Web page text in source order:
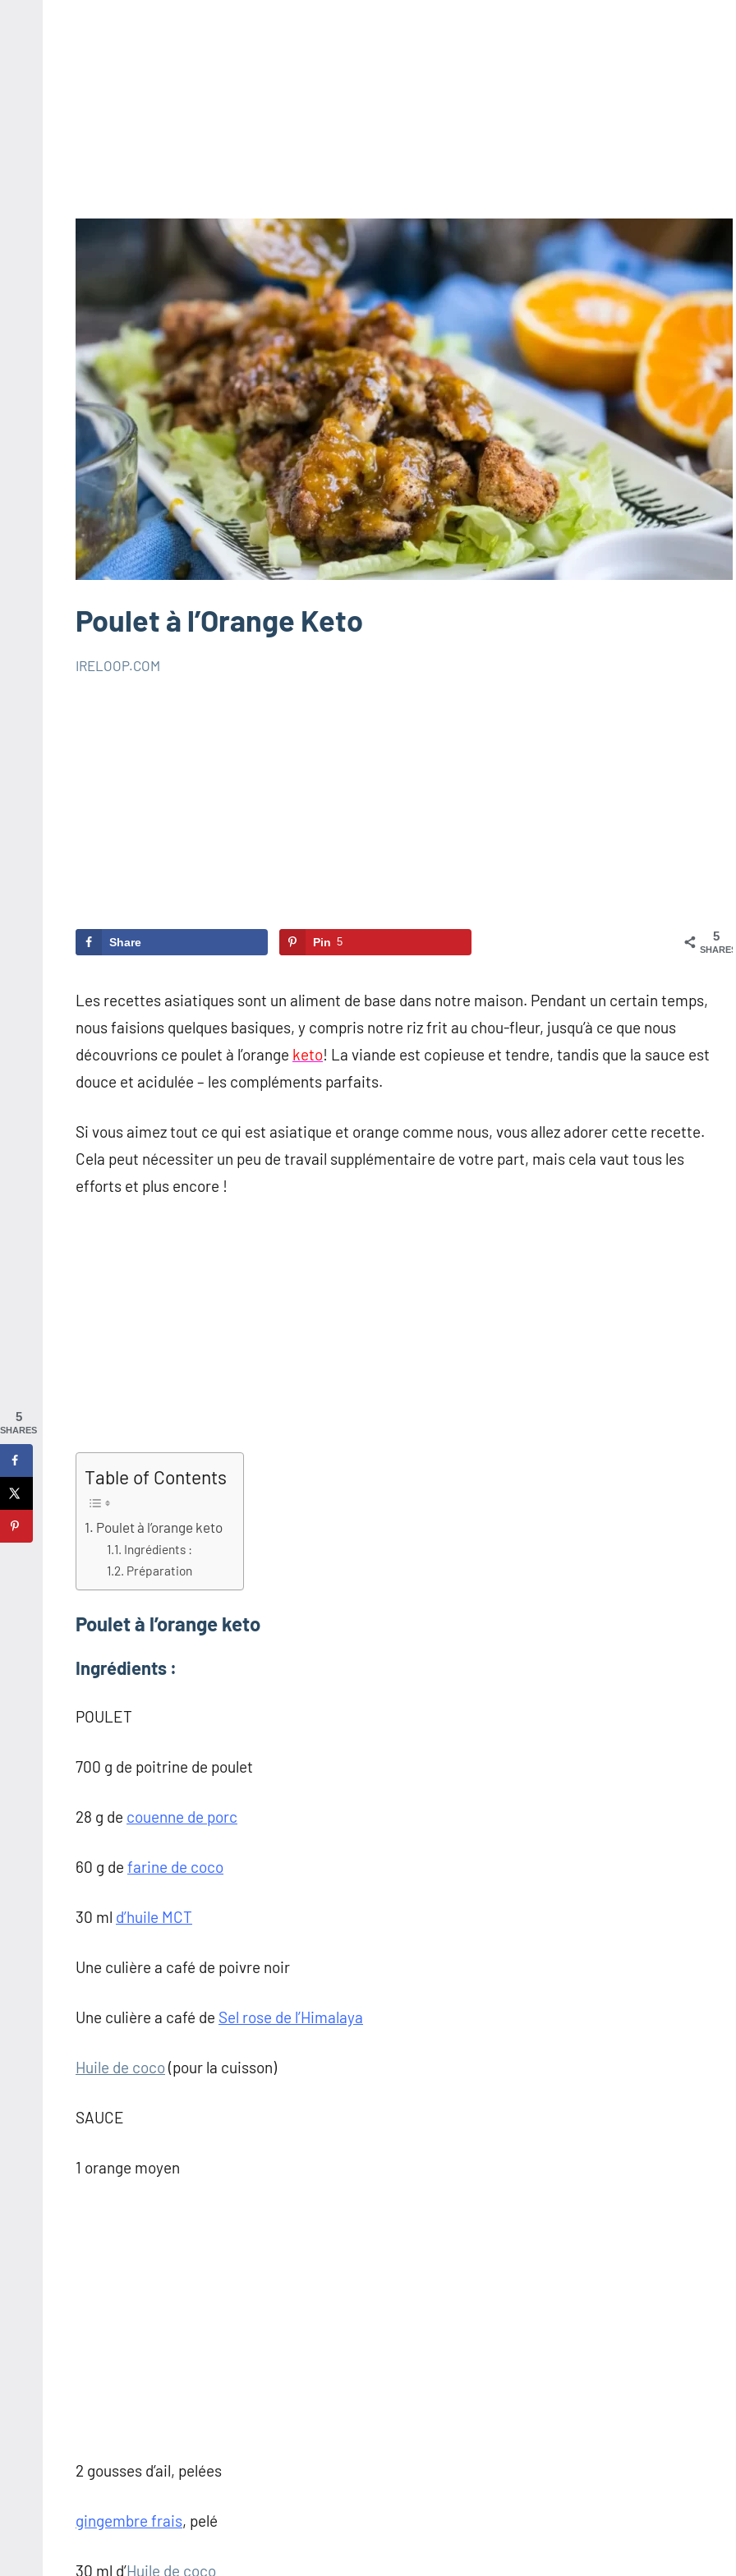
Poulet à l’Orange Keto
IRELOOP.COM
5
SHARES
Share Pin 5
Les recettes asiatiques sont un aliment de base dans notre maison. Pendant un certain temps,
nous faisions quelques basiques, y compris notre riz frit au chou-fleur, jusqu’à ce que nous
découvrions ce poulet à l’orange keto! La viande est copieuse et tendre, tandis que la sauce est
douce et acidulée – les compléments parfaits.
Si vous aimez tout ce qui est asiatique et orange comme nous, vous allez adorer cette recette.
Cela peut nécessiter un peu de travail supplémentaire de votre part, mais cela vaut tous les
efforts et plus encore !
Table of Contents
Poulet à l’orange keto
Ingrédients :
Préparation
Poulet à l’orange keto
Ingrédients :
POULET
700 g de poitrine de poulet
28 g de couenne de porc
60 g de farine de coco
30 ml d’huile MCT
Une culière a café de poivre noir
Une culière a café de Sel rose de l’Himalaya
Huile de coco (pour la cuisson)
SAUCE
1 orange moyen
2 gousses d’ail, pelées
gingembre frais, pelé
30 ml d’Huile de coco
5
SHARES